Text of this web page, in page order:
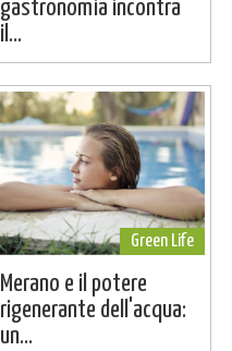
gastronomia incontra
il...
Green Life
Merano e il potere
rigenerante dell'acqua:
un...